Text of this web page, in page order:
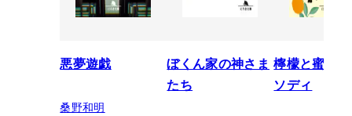
悪夢遊戯
桑野和明
ぼくん家の神さま
たち
檸檬と蜜柑
ソディ